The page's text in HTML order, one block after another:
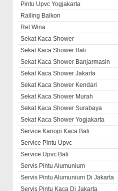
Pintu Upvc Yogjakarta
Railing Balkon
Rel Wina
Sekat Kaca Shower
Sekat Kaca Shower Bali
Sekat Kaca Shower Banjarmasin
Sekat Kaca Shower Jakarta
Sekat Kaca Shower Kendari
Sekat Kaca Shower Murah
Sekat Kaca Shower Surabaya
Sekat Kaca Shower Yogjakarta
Service Kanopi Kaca Bali
Service Pintu Upvc
Service Upvc Bali
Servis Pintu Alumunium
Servis Pintu Alumunium Di Jakarta
Servis Pintu Kaca Di Jakarta